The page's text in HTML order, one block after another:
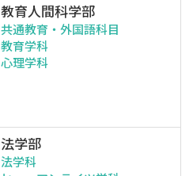
教育人間科学部
共通教育・外国語科目
教育学科
心理学科
法学部
法学科